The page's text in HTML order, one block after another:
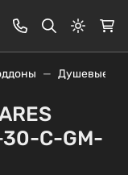
Душевые
C-GM-